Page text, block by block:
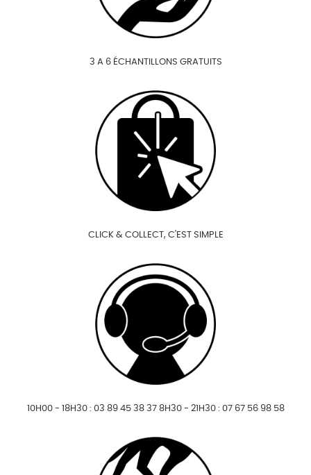
3 A 6 ÉCHANTILLONS GRATUITS
CLICK & COLLECT, C'EST SIMPLE
10H00 - 18H30 : 03 89 45 38 37 8H30 - 21H30 : 07 67 56 98 58